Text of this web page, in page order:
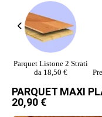
Parquet Masselli
Prefiniti Maxi Doghe da
PARQUET MAXI
20,90 € ​